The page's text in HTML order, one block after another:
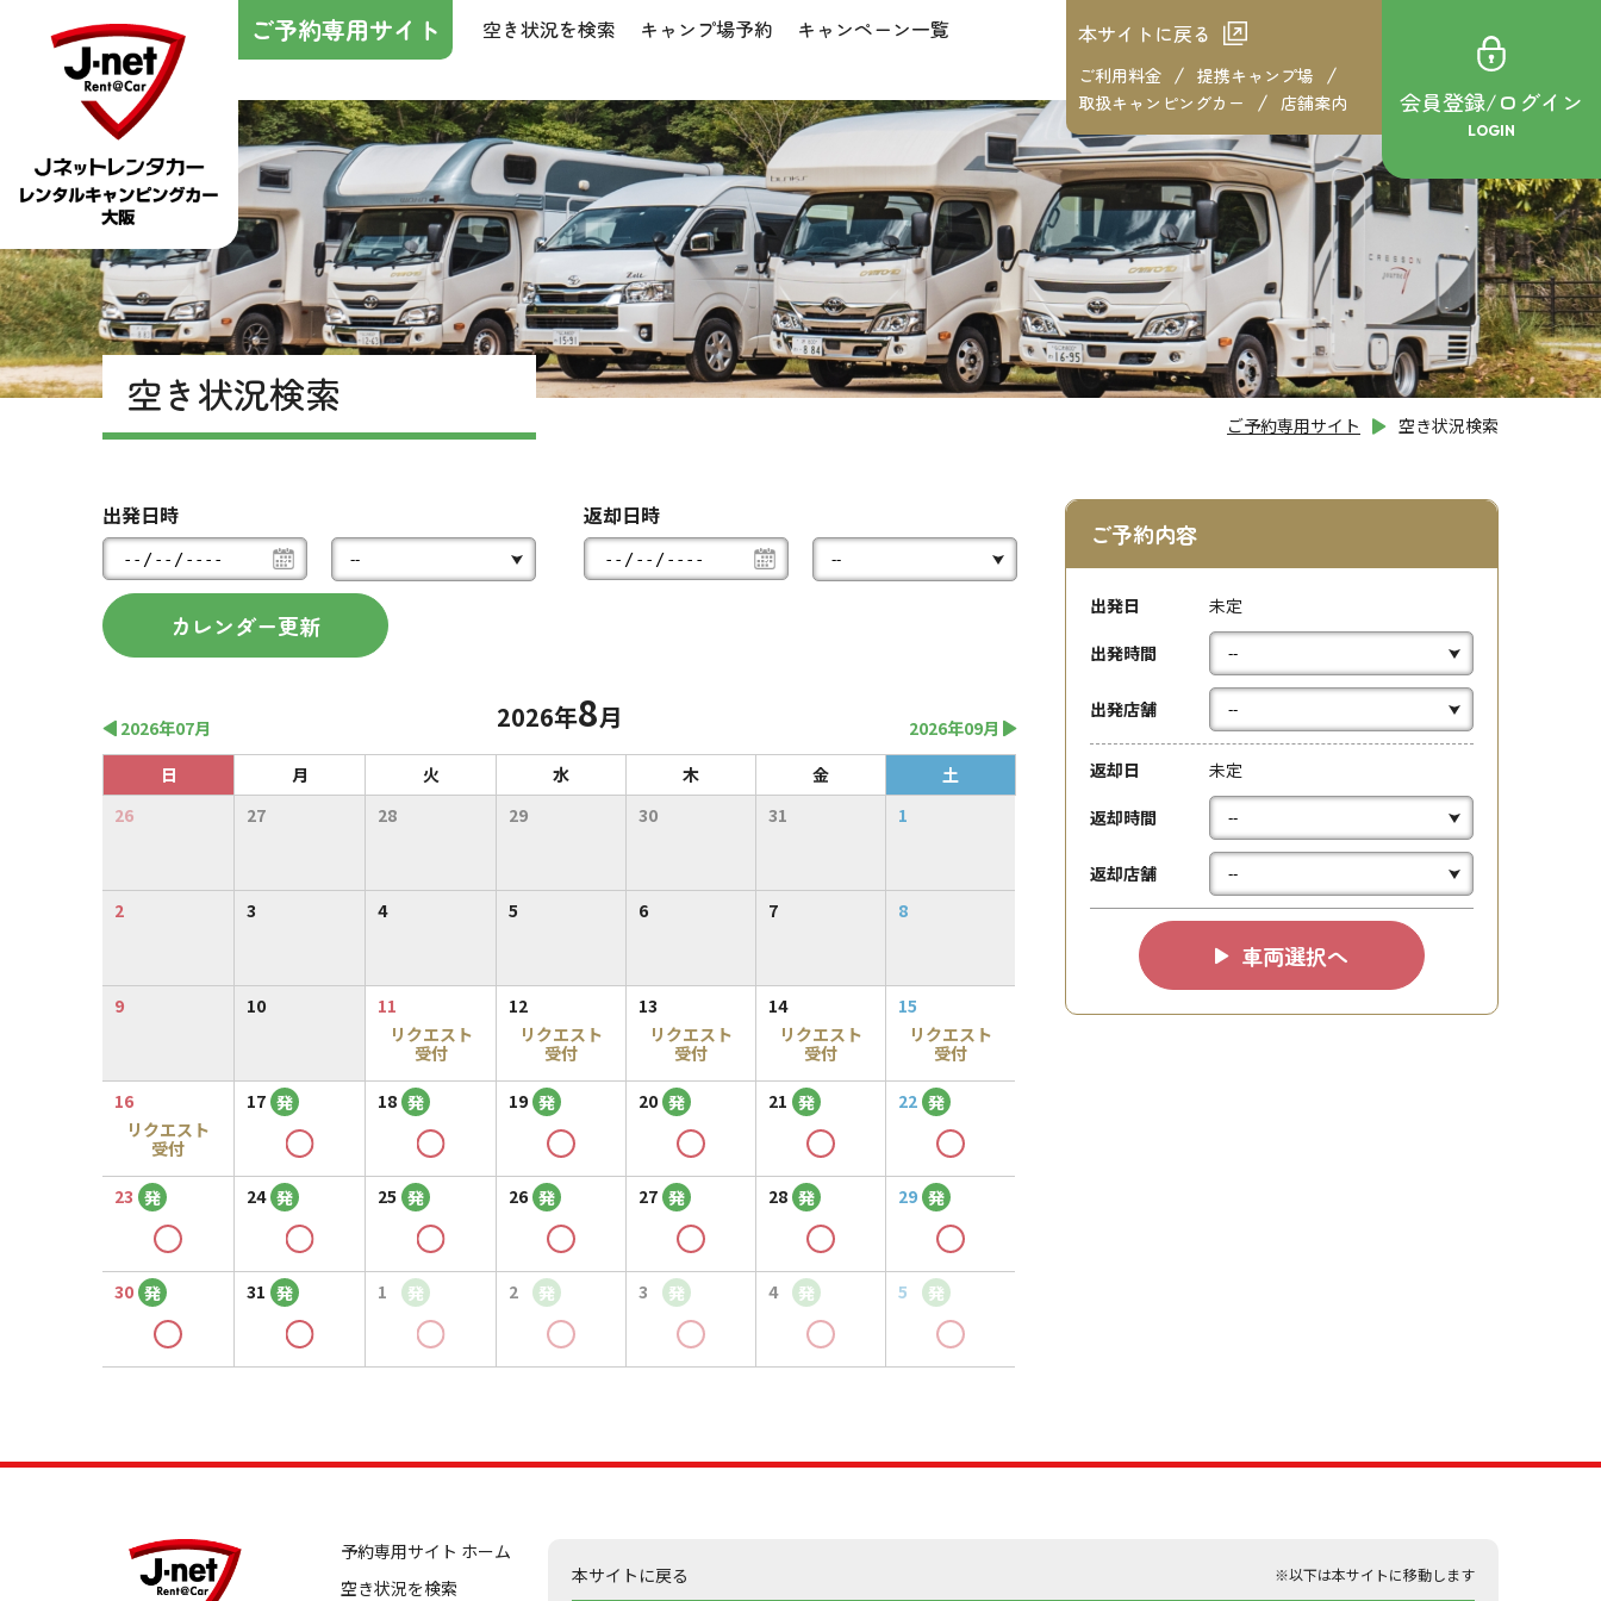
ご予約専用サイト 空き状況を検索 キャンプ場予約 キャンペーン一覧 本サイトに戻る
ご利用料金
提携キャンプ場
取扱キャンピングカー
店舗案内 会員登録/ログイン
LOGIN
空き状況検索
ご予約専用サイト 空き状況検索
出発日時 返却日時
2026年07月 2026年8月
2026年09月
日
月 火 水 木 金
土
26
27 28 29 30 31 1
2 3 4 5 6 7 8
9 10
11
リクエスト
受付
12
リクエスト
受付
13
リクエスト
受付
14
リクエスト
受付
15
リクエスト
受付
16
リクエスト
受付
17 発 18 発 19 発 20 発 21 発 22 発
23 発 24 発 25 発 26 発 27 発 28 発 29 発
30 発 31 発 1 発 2 発 3 発 4 発 5 発
ご予約内容
出発日
未定
出発時間
出発店舗
返却日
未定
返却時間
返却店舗
車両選択へ
予約専用サイト ホーム
空き状況を検索
本サイトに戻る ※以下は本サイトに移動します